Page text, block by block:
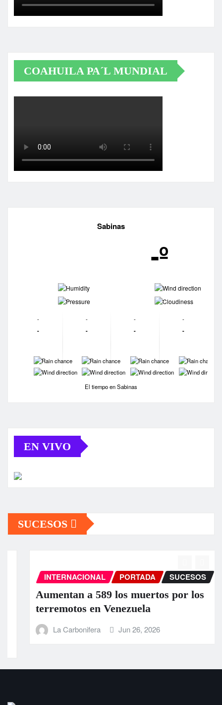
COAHUILA PA´L MUNDIAL
Sabinas
-º
-
-
-
-
-
-
-
-
-
-
-
-
-
-
-
-
-
-
-
-
El tiempo en Sabinas
EN VIVO
SUCESOS
INTERNACIONAL PORTADA SUCESOS
Aumentan a 589 los muertos por los
terremotos en Venezuela
La Carbonifera Jun 26, 2026